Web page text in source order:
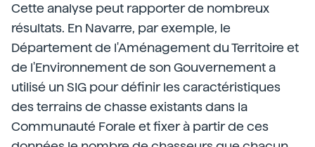
Cette analyse peut rapporter de nombreux
résultats. En Navarre, par exemple, le
Département de l'Aménagement du Territoire et
de l'Environnement de son Gouvernement a
utilisé un SIG pour définir les caractéristiques
des terrains de chasse existants dans la
Communauté Forale et fixer à partir de ces